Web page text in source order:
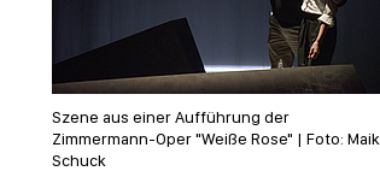
Szene aus einer Aufführung der
Zimmermann-Oper "Weiße Rose" | Foto: Maik
Schuck